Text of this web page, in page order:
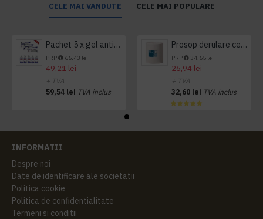
CELE MAI VANDUTE CELE MAI POPULARE
Pachet 5 x gel antibacterian 50ml si 3 x Servetele antibacteriene 48 buc Hygienium
PRP 66,43 lei
49,21 lei
+ TVA
59,54 lei TVA inclus
Prosop derulare centrala 1 pliu, 300 m Tork
PRP 34,65 lei
26,94 lei
+ TVA
32,60 lei TVA inclus
INFORMATII
Despre noi
Date de identificare ale societatii
Politica cookie
Politica de confidentialitate
Termeni si conditii